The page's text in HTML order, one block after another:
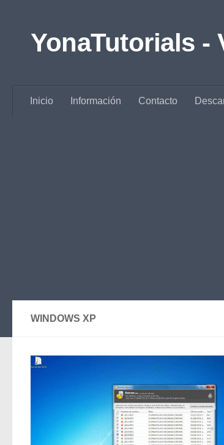
YonaTutorials -
Inicio Información Contacto
WINDOWS XP